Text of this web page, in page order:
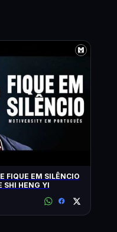
FIQUE EM SILÊNCIO
SHI HENG YI